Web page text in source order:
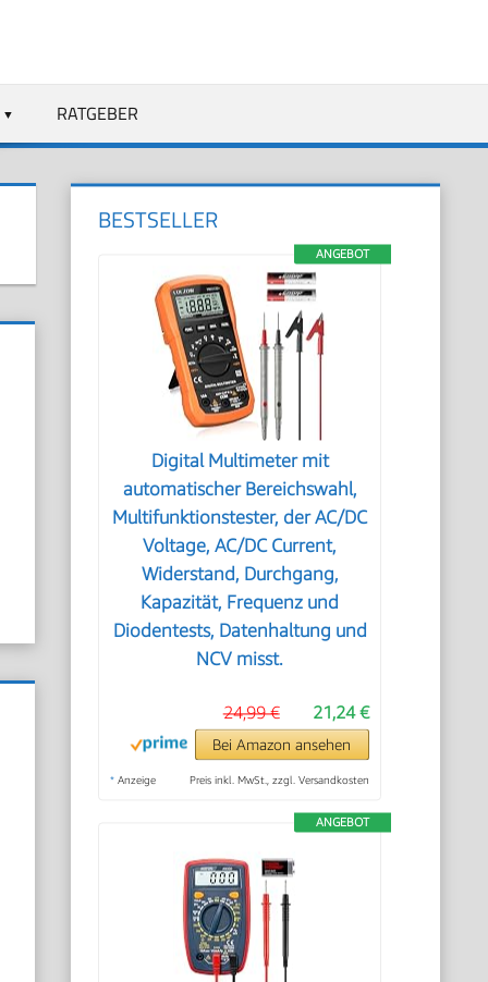
RATGEBER
BESTSELLER
ANGEBOT
Digital Multimeter mit
automatischer Bereichswahl,
Multifunktionstester, der AC/DC
Voltage, AC/DC Current,
Widerstand, Durchgang,
Kapazität, Frequenz und
Diodentests, Datenhaltung und
NCV misst.
21,24 €
24,99 €
Bei Amazon ansehen
* Anzeige Preis inkl. MwSt., zzgl. Versandkosten
ANGEBOT